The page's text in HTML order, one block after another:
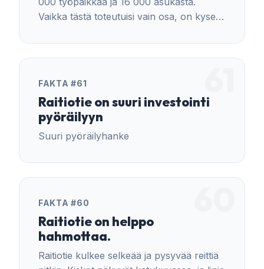
Vaikka tästä toteutuisi vain osa, on kyse
nykytilanteeseen.
FAKTA #61
Raitiotie on suuri investointi
pyöräilyyn
Suuri pyöräilyhanke
FAKTA #60
Raitiotie on helppo
hahmottaa.
Raitiotie kulkee selkeää ja pysyvää reittiä